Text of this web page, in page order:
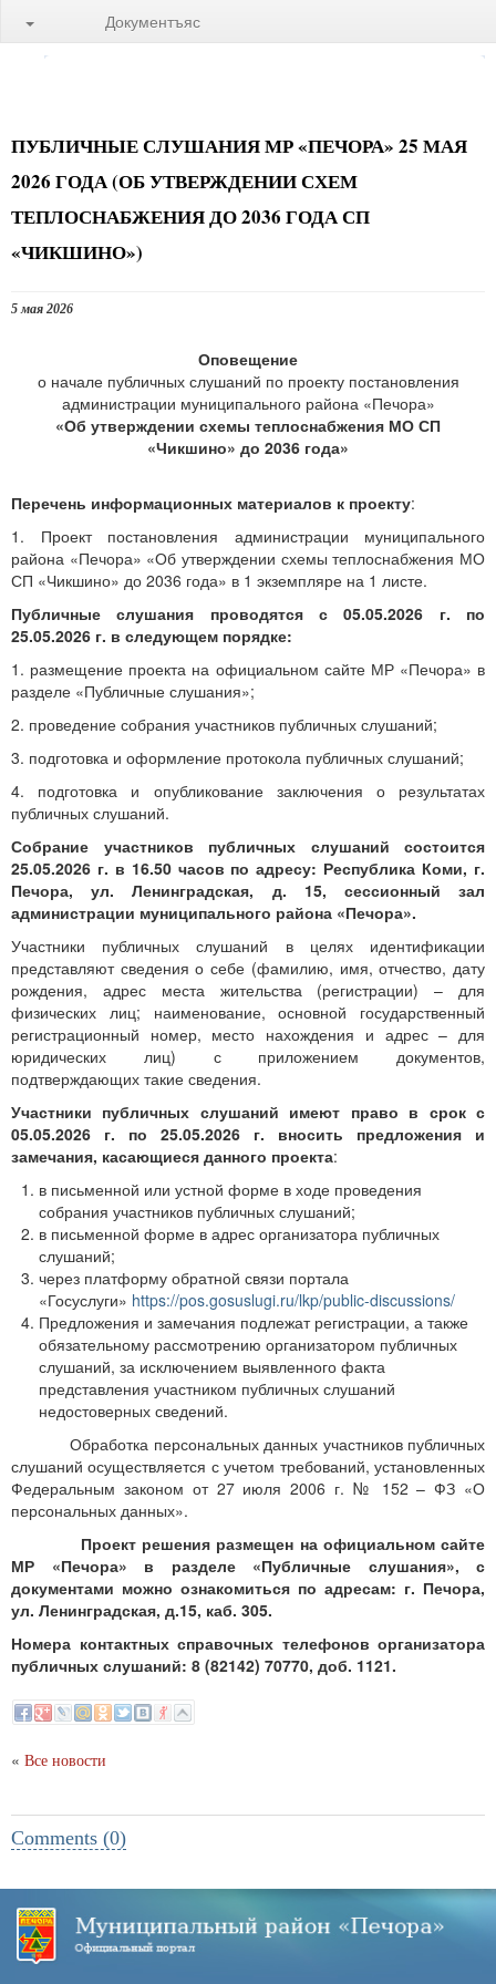
Документъяс
ПУБЛИЧНЫЕ СЛУШАНИЯ МР «ПЕЧОРА» 25 МАЯ
2026 ГОДА (ОБ УТВЕРЖДЕНИИ СХЕМ
ТЕПЛОСНАБЖЕНИЯ ДО 2036 ГОДА СП
«ЧИКШИНО»)
5 мая 2026
Оповещение
о начале публичных слушаний по проекту постановления
администрации муниципального района «Печора»
«Об утверждении схемы теплоснабжения МО СП
«Чикшино» до 2036 года»
Перечень информационных материалов к проекту:
1. Проект постановления администрации муниципального
района «Печора» «Об утверждении схемы теплоснабжения МО
СП «Чикшино» до 2036 года» в 1 экземпляре на 1 листе.
Публичные слушания проводятся с 05.05.2026 г. по
25.05.2026 г. в следующем порядке:
1. размещение проекта на официальном сайте МР «Печора» в
разделе «Публичные слушания»;
2. проведение собрания участников публичных слушаний;
3. подготовка и оформление протокола публичных слушаний;
4. подготовка и опубликование заключения о результатах
публичных слушаний.
Собрание участников публичных слушаний состоится
25.05.2026 г. в 16.50 часов по адресу: Республика Коми, г.
Печора, ул. Ленинградская, д. 15, сессионный зал
администрации муниципального района «Печора».
Участники публичных слушаний в целях идентификации
представляют сведения о себе (фамилию, имя, отчество, дату
рождения, адрес места жительства (регистрации) – для
физических лиц; наименование, основной государственный
регистрационный номер, место нахождения и адрес – для
юридических лиц) с приложением документов,
подтверждающих такие сведения.
Участники публичных слушаний имеют право в срок с
05.05.2026 г. по 25.05.2026 г. вносить предложения и
замечания, касающиеся данного проекта:
в письменной или устной форме в ходе проведения
собрания участников публичных слушаний;
в письменной форме в адрес организатора публичных
слушаний;
через платформу обратной связи портала
«Госуслуги» https://pos.gosuslugi.ru/lkp/public-discussions/
Предложения и замечания подлежат регистрации, а также
обязательному рассмотрению организатором публичных
слушаний, за исключением выявленного факта
представления участником публичных слушаний
недостоверных сведений.
Обработка персональных данных участников публичных
слушаний осуществляется с учетом требований, установленных
Федеральным законом от 27 июля 2006 г. № 152 – ФЗ «О
персональных данных».
Проект решения размещен на официальном сайте
МР «Печора» в разделе «Публичные слушания», с
документами можно ознакомиться по адресам: г. Печора,
ул. Ленинградская, д.15, каб. 305.
Номера контактных справочных телефонов организатора
публичных слушаний: 8 (82142) 70770, доб. 1121.
« Все новости
Comments (0)